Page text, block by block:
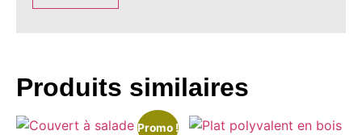
Produits similaires
Promo !